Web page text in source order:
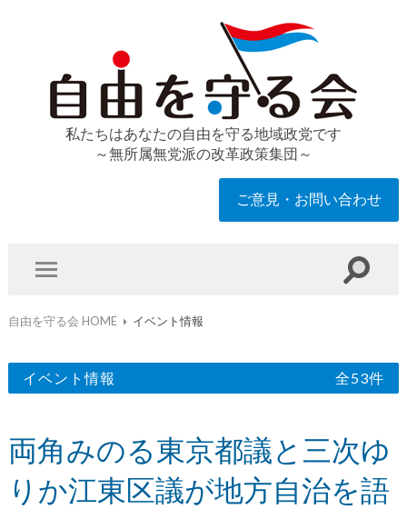
私たちはあなたの自由を守る地域政党です
～無所属無党派の改革政策集団～
ご意見・お問い合わせ
自由を守る会 HOME イベント情報
イベント情報 全53件
両角みのる東京都議と三次ゆ
りか江東区議が地方自治を語